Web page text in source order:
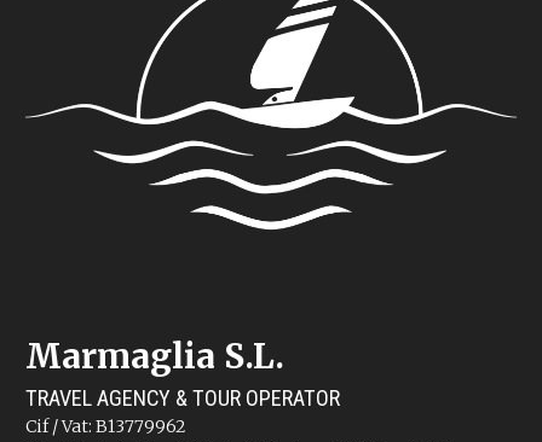
Marmaglia S.L.
TRAVEL AGENCY & TOUR OPERATOR
Cif / Vat: B13779962